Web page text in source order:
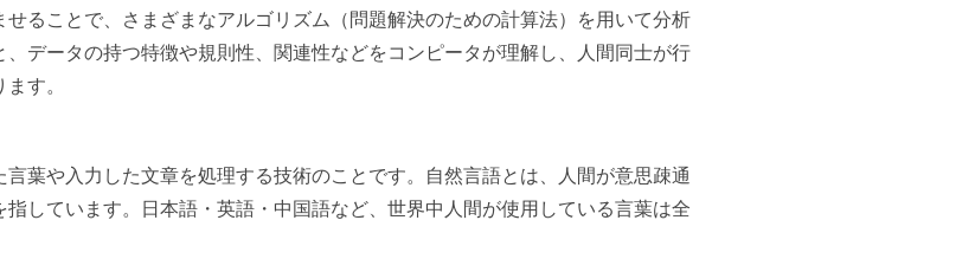
ることで、さまざまなアルゴリズム（問題解決のための計算法）を用いて分析
データの持つ特徴や規則性、関連性などをコンピータが理解し、人間同士が行
す。
葉や入力した文章を処理する技術のことです。自然言語とは、人間が意思疎通
しています。日本語・英語・中国語など、世界中人間が使用している言葉は全